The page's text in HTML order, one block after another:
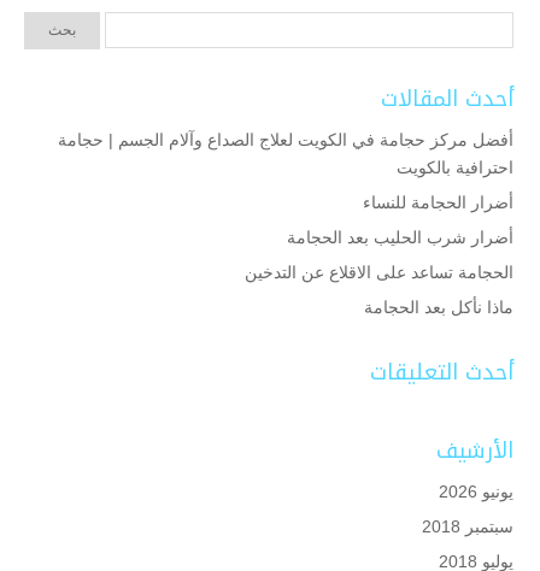
أحدث المقالات
أفضل مركز حجامة في الكويت لعلاج الصداع وآلام الجسم | حجامة
احترافية بالكويت
أضرار الحجامة للنساء
أضرار شرب الحليب بعد الحجامة
الحجامة تساعد على الاقلاع عن التدخين
ماذا نأكل بعد الحجامة
أحدث التعليقات
الأرشيف
يونيو 2026
سبتمبر 2018
يوليو 2018